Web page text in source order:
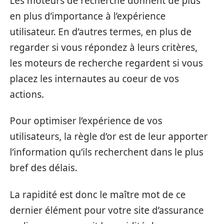
en plus d’importance à l’expérience
utilisateur. En d’autres termes, en plus de
regarder si vous répondez à leurs critères,
les moteurs de recherche regardent si vous
placez les internautes au coeur de vos
actions.
Pour optimiser l’expérience de vos
utilisateurs, la règle d’or est de leur apporter
l’information qu’ils recherchent dans le plus
bref des délais.
La rapidité est donc le maître mot de ce
dernier élément pour votre site d’assurance